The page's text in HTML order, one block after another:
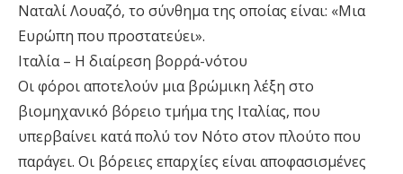
Ναταλί Λουαζό, το σύνθημα της οποίας είναι: «Μια
Ευρώπη που προστατεύει».
Ιταλία – Η διαίρεση βορρά-νότου
Οι φόροι αποτελούν μια βρώμικη λέξη στο
βιομηχανικό βόρειο τμήμα της Ιταλίας, που
υπερβαίνει κατά πολύ τον Νότο στον πλούτο που
παράγει. Οι βόρειες επαρχίες είναι αποφασισμένες